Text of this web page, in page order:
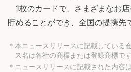
1枚のカードで、さまざまなお
貯めることができ、全国の提携先
＊本ニュースリリースに記載している
ス名は各社の商標または登録商標です
＊ニュースリリースに記載された内容